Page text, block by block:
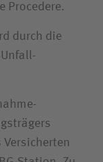
Procedere.
durch die
Unfall­